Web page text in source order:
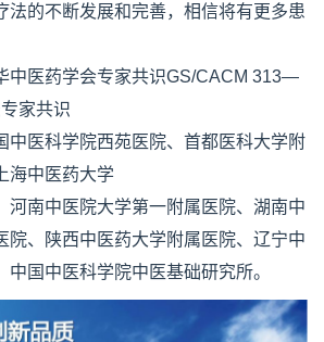
法的不断发展和完善，相信将有更多患
中医药学会专家共识GS/CACM 313—
家共识
中医科学院西苑医院、首都医科大学附
海中医药大学
河南中医院大学第一附属医院、湖南中
院、陕西中医药大学附属医院、辽宁中
中国中医科学院中医基础研究所。